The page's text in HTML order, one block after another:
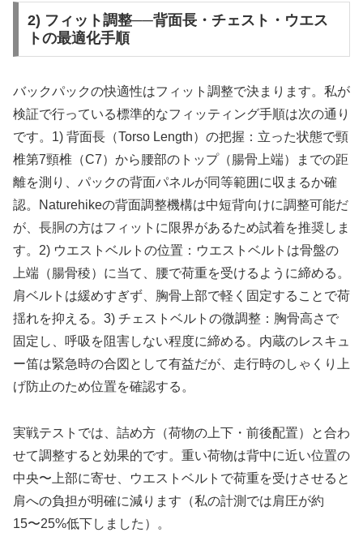
2) フィット調整──背面長・チェスト・ウエス
トの最適化手順
バックパックの快適性はフィット調整で決まります。私が
検証で行っている標準的なフィッティング手順は次の通り
です。1) 背面長（Torso Length）の把握：立った状態で頸
椎第7頸椎（C7）から腰部のトップ（腸骨上端）までの距
離を測り、パックの背面パネルが同等範囲に収まるか確
認。Naturehikeの背面調整機構は中短背向けに調整可能だ
が、長胴の方はフィットに限界があるため試着を推奨しま
す。2) ウエストベルトの位置：ウエストベルトは骨盤の
上端（腸骨稜）に当て、腰で荷重を受けるように締める。
肩ベルトは緩めすぎず、胸骨上部で軽く固定することで荷
揺れを抑える。3) チェストベルトの微調整：胸骨高さで
固定し、呼吸を阻害しない程度に締める。内蔵のレスキュ
ー笛は緊急時の合図として有益だが、走行時のしゃくり上
げ防止のため位置を確認する。
実戦テストでは、詰め方（荷物の上下・前後配置）と合わ
せて調整すると効果的です。重い荷物は背中に近い位置の
中央〜上部に寄せ、ウエストベルトで荷重を受けさせると
肩への負担が明確に減ります（私の計測では肩圧が約
15〜25%低下しました）。